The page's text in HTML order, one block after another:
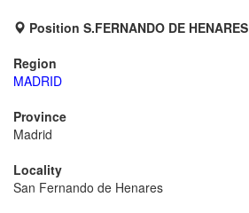
Position S.FERNANDO DE HENARES
Region
MADRID
Province
Madrid
Locality
San Fernando de Henares